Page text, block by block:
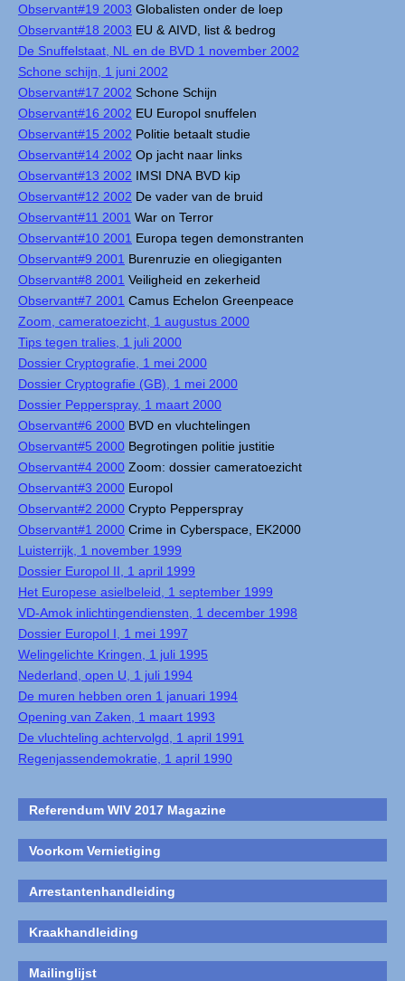
Observant#19 2003 Globalisten onder de loep
Observant#18 2003 EU & AIVD, list & bedrog
De Snuffelstaat, NL en de BVD 1 november 2002
Schone schijn, 1 juni 2002
Observant#17 2002 Schone Schijn
Observant#16 2002 EU Europol snuffelen
Observant#15 2002 Politie betaalt studie
Observant#14 2002 Op jacht naar links
Observant#13 2002 IMSI DNA BVD kip
Observant#12 2002 De vader van de bruid
Observant#11 2001 War on Terror
Observant#10 2001 Europa tegen demonstranten
Observant#9 2001 Burenruzie en oliegiganten
Observant#8 2001 Veiligheid en zekerheid
Observant#7 2001 Camus Echelon Greenpeace
Zoom, cameratoezicht, 1 augustus 2000
Tips tegen tralies, 1 juli 2000
Dossier Cryptografie, 1 mei 2000
Dossier Cryptografie (GB), 1 mei 2000
Dossier Pepperspray, 1 maart 2000
Observant#6 2000 BVD en vluchtelingen
Observant#5 2000 Begrotingen politie justitie
Observant#4 2000 Zoom: dossier cameratoezicht
Observant#3 2000 Europol
Observant#2 2000 Crypto Pepperspray
Observant#1 2000 Crime in Cyberspace, EK2000
Luisterrijk, 1 november 1999
Dossier Europol II, 1 april 1999
Het Europese asielbeleid, 1 september 1999
VD-Amok inlichtingendiensten, 1 december 1998
Dossier Europol I, 1 mei 1997
Welingelichte Kringen, 1 juli 1995
Nederland, open U, 1 juli 1994
De muren hebben oren 1 januari 1994
Opening van Zaken, 1 maart 1993
De vluchteling achtervolgd, 1 april 1991
Regenjassendemokratie, 1 april 1990
Referendum WIV 2017 Magazine
Voorkom Vernietiging
Arrestantenhandleiding
Kraakhandleiding
Mailinglijst